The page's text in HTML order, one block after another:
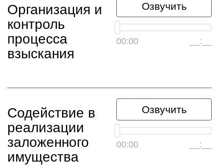
Озвучить
00:00 __:__
Организация и
контроль
процесса
взыскания
Озвучить
00:00 __:__
Содействие в
реализации
заложенного
имущества